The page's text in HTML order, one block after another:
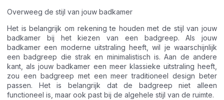
Overweeg de stijl van jouw badkamer
Het is belangrijk om rekening te houden met de stijl van jouw
badkamer bij het kiezen van een badgreep. Als jouw
badkamer een moderne uitstraling heeft, wil je waarschijnlijk
een badgreep die strak en minimalistisch is. Aan de andere
kant, als jouw badkamer een meer klassieke uitstraling heeft,
zou een badgreep met een meer traditioneel design beter
passen. Het is belangrijk dat de badgreep niet alleen
functioneel is, maar ook past bij de algehele stijl van de ruimte.